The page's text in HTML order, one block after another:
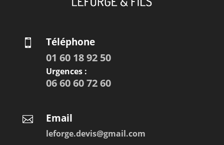
 Téléphone
01 60 18 92 50
Urgences :
06 60 60 72 60
 Email
leforge.devis@gmail.com